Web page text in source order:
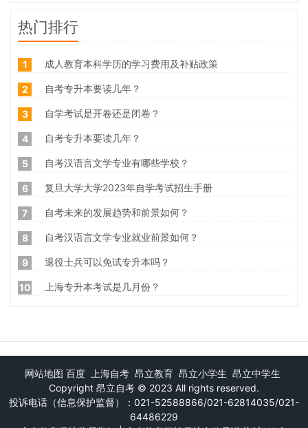
热门排行
1 成人教育本科学历的学习费用及补贴政策
2 自考专升本要读几年？
3 自学考试是开卷还是闭卷？
4 自考专升本要读几年？
5 自考汉语言文学专业有哪些学校？
6 复旦大学大学2023年自学考试招生手册
7 自考未来的发展趋势和前景如何？
8 自考汉语言文学专业就业前景如何？
9 退役士兵可以免试专升本吗？
10 上海专升本考试是几月份？
网站地图 百度 上海自考 昂立教育 昂立小学生 昂立中学生
Copyright 昂立自考 © 2023 All rights reserved.
投诉电话（信息保护监督）：021-52588866/021-62814035/021-
64486229